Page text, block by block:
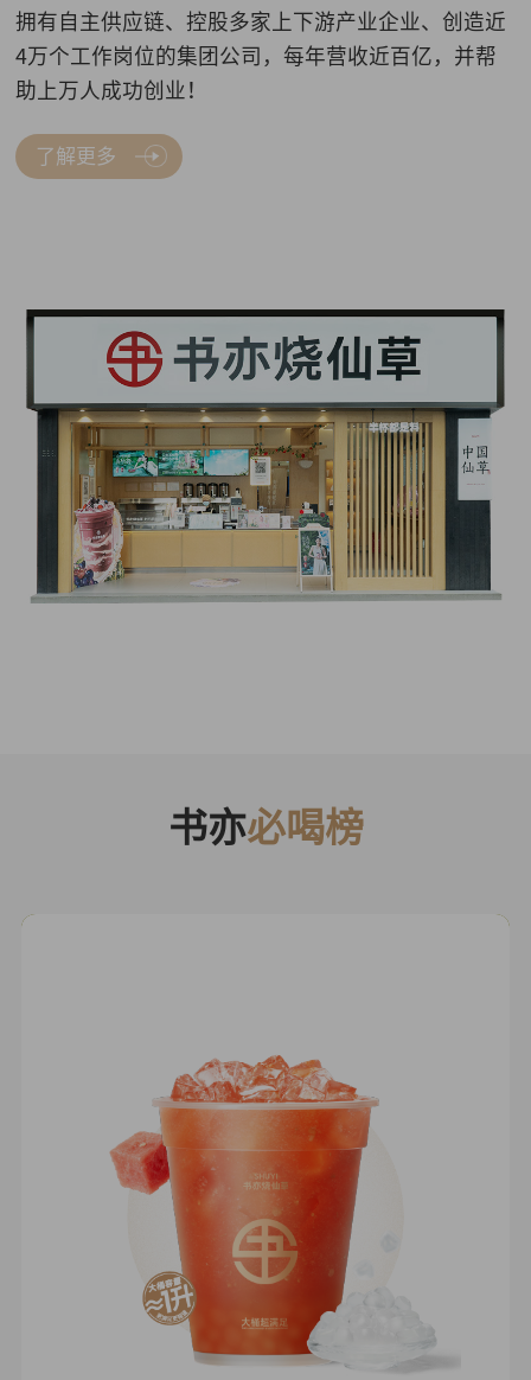
拥有自主供应链、控股多家上下游产业企业、创造近
4万个工作岗位的集团公司，每年营收近百亿，并帮
助上万人成功创业！
了解更多
书亦必喝榜